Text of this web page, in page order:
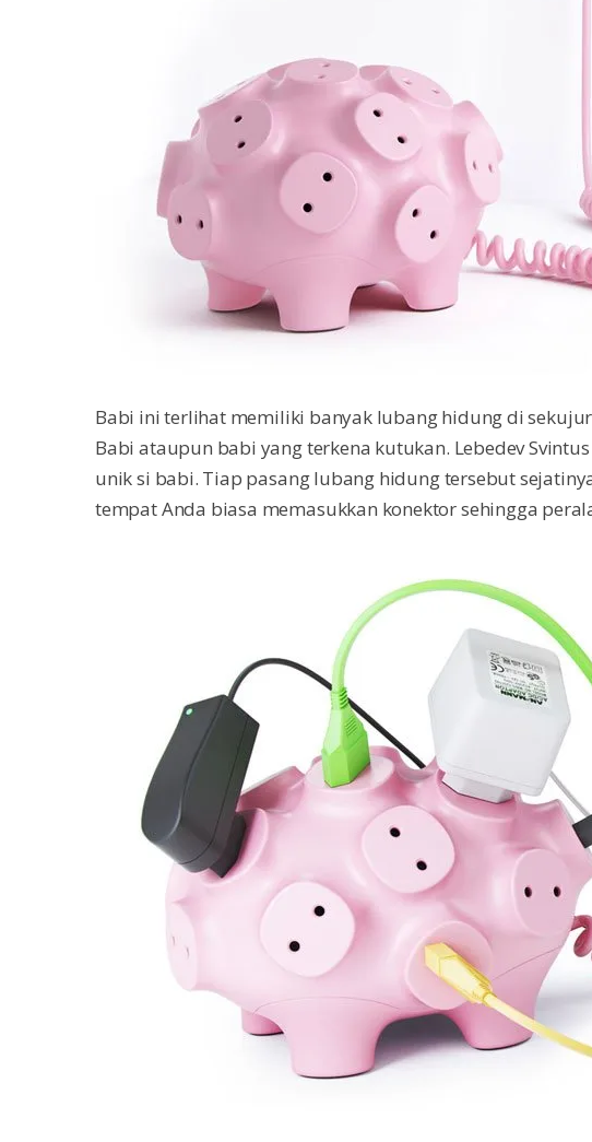
Babi ini terlihat memiliki banyak lubang hidung di
Babi ataupun babi yang terkena kutukan. Lebedev
unik si babi. Tiap pasang lubang hidung tersebut
tempat Anda biasa memasukkan konektor sehingga